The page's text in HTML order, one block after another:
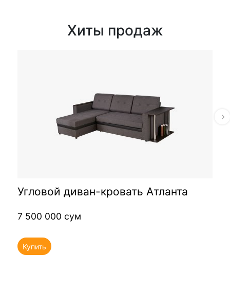
Хиты продаж
Угловой диван-кровать Атланта
7 500 000 сум
Купить